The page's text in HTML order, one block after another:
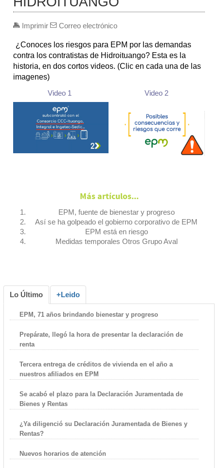
Imprimir Correo electrónico
¿Conoces los riesgos para EPM por las demandas
contra los contratistas de Hidroituango? Esta es la
historia, en dos cortos videos. (Clic en cada una de las
imagenes)
Video 1
Video 2
Más artículos...
EPM, fuente de bienestar y progreso
Así se ha golpeado el gobierno corporativo de EPM
EPM está en riesgo
Medidas temporales Otros Grupo Aval
Lo Último +Leido
EPM, 71 años brindando bienestar y progreso
Prepárate, llegó la hora de presentar la declaración de
renta
Tercera entrega de créditos de vivienda en el año a
nuestros afiliados en EPM
Se acabó el plazo para la Declaración Juramentada de
Bienes y Rentas
¿Ya diligenció su Declaración Juramentada de Bienes y
Rentas?
Nuevos horarios de atención